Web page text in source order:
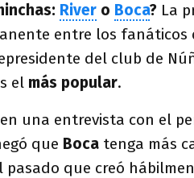
River o Boca? La
entre los
del club de
el más popular.
una entrevista con el
que Boca tenga más
pasado que creó